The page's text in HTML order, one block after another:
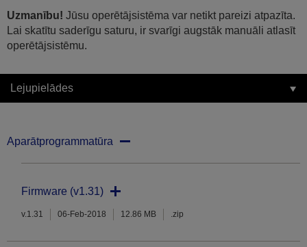
Uzmanību! Jūsu operētājsistēma var netikt pareizi atpazīta.
Lai skatītu saderīgu saturu, ir svarīgi augstāk manuāli atlasīt
operētājsistēmu.
Lejupielādes
Aparātprogrammatūra
Firmware (v1.31)
v.1.31 06-Feb-2018 12.86 MB .zip